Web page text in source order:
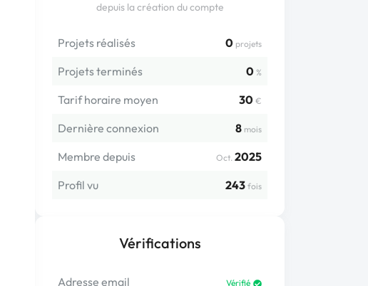
depuis la création du compte
Projets réalisés 0 projets
Projets terminés 0 %
Tarif horaire moyen 30 €
Dernière connexion 8 mois
Membre depuis Oct. 2025
Profil vu
243 fois
Vérifications
Adresse email Vérifié